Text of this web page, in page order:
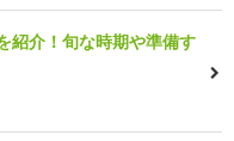
紹介！旬な時期や準備す